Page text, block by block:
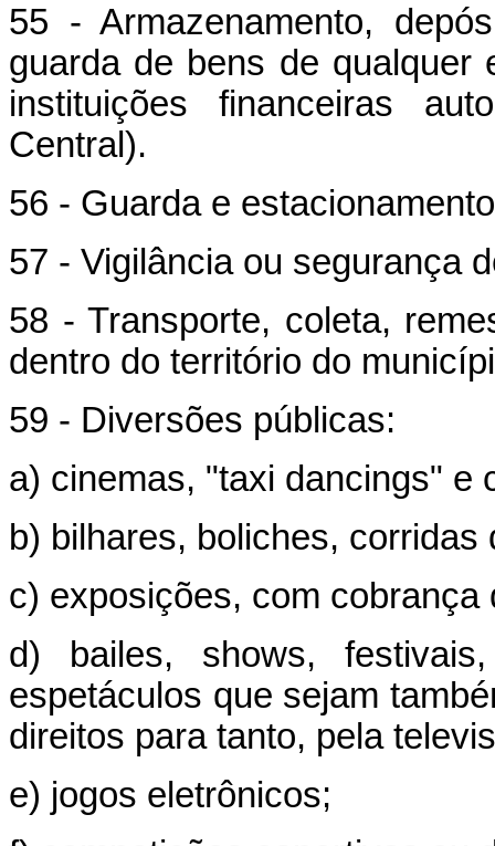
55 - Armazenamento,
guarda de bens de qualquer
instituições financeiras
Central).
56 - Guarda e
57 - Vigilância ou segurança
58 - Transporte, coleta,
dentro do território do
59 - Diversões públicas:
a) cinemas, "taxi dancings" e
b) bilhares, boliches,
c) exposições, com cobrança
d)
bailes, shows,
espetáculos que sejam
direitos para tanto, pela
e) jogos eletrônicos;